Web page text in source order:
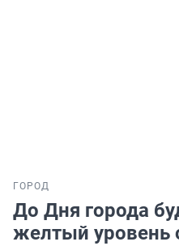
ГОРОД
До Дня города
желтый уровень